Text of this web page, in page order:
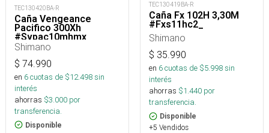
TEC130420BA-R
Caña Vengeance
Pacifico 300Xh
#Svpac10mhmx_
Shimano
$ 74.990
en 6cuotas de $12.498sin
interés
ahorras $3.000 por
transferencia.
Disponible
TEC130419BA-R
Caña Fx 102H 3,30M
#Fxs11hc2_
Shimano
$ 35.990
en 6cuotas de $5.998sin
interés
ahorras $1.440 por
transferencia.
Disponible
+5 Vendidos